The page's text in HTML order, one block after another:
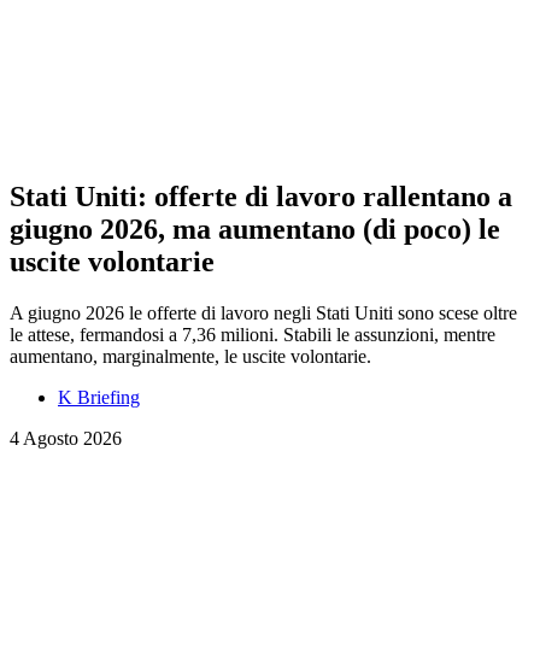
Stati Uniti: offerte di lavoro rallentano a
giugno 2026, ma aumentano (di poco) le
uscite volontarie
A giugno 2026 le offerte di lavoro negli Stati Uniti sono scese oltre
le attese, fermandosi a 7,36 milioni. Stabili le assunzioni, mentre
aumentano, marginalmente, le uscite volontarie.
K Briefing
4 Agosto 2026